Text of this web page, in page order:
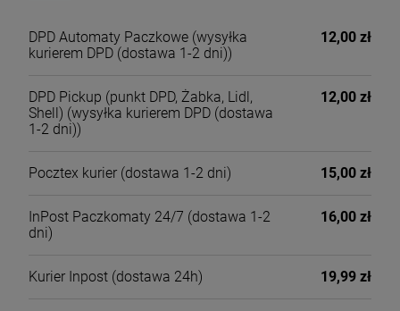
DPD Automaty Paczkowe (wysyłka
kurierem DPD (dostawa 1-2 dni))
12,00 zł
DPD Pickup (punkt DPD, Żabka, Lidl,
Shell) (wysyłka kurierem DPD (dostawa
1-2 dni))
12,00 zł
Pocztex kurier (dostawa 1-2 dni) 15,00 zł
InPost Paczkomaty 24/7 (dostawa 1-2
dni)
16,00 zł
Kurier Inpost (dostawa 24h) 19,99 zł